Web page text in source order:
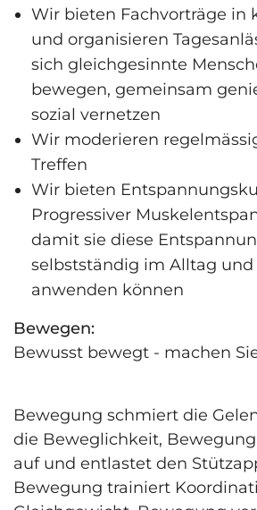
Wir bieten Fachvorträge in
und organisieren
sich gleichgesinnte
bewegen, gemeinsam
sozial vernetzen
Wir moderieren
Treffen
Wir bieten
Progressiver
damit sie diese
selbstständig im Alltag und
anwenden können
Bewegen:
Bewusst bewegt - machen
Bewegung schmiert die
die Beweglichkeit,
auf und entlastet den
Bewegung trainiert